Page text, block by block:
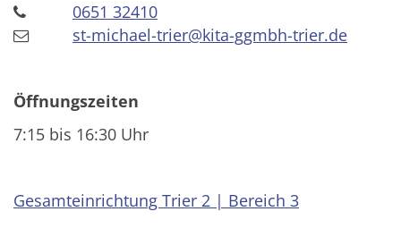
0651 32410
st-michael-trier@kita-ggmbh-trier.de
Öffnungszeiten
7:15 bis 16:30 Uhr
Gesamteinrichtung Trier 2 | Bereich 3